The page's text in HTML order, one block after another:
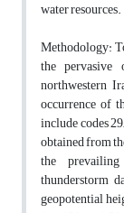
water resources.
Methodology:
the pervasive
northwestern
occurrence of
include codes
obtained from
the
thunderstorm
geopotential